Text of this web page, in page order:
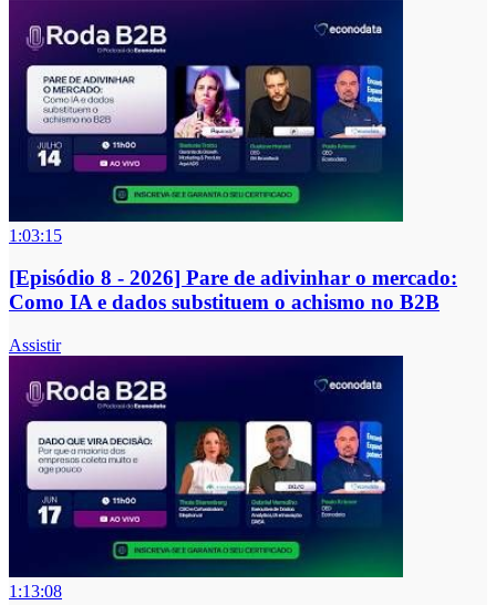
1:03:15
[Episódio 8 - 2026] Pare de adivinhar o mercado:
Como IA e dados substituem o achismo no B2B
Assistir
1:13:08